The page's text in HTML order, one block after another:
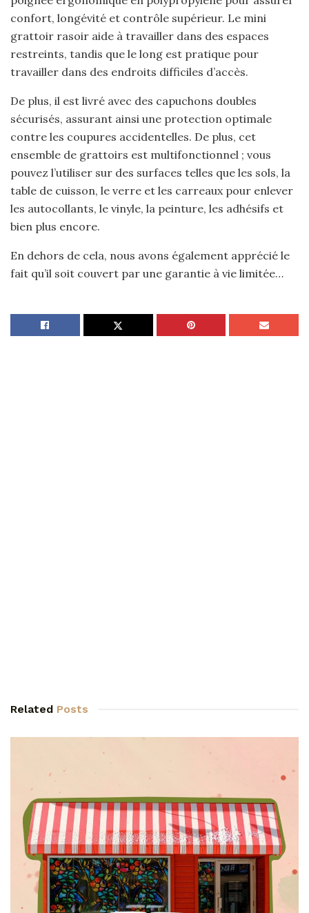
confort, longévité et contrôle supérieur. Le mini
grattoir rasoir aide à travailler dans des espaces
restreints, tandis que le long est pratique pour
travailler dans des endroits difficiles d’accès.
De plus, il est livré avec des capuchons doubles
sécurisés, assurant ainsi une protection optimale
contre les coupures accidentelles. De plus, cet
ensemble de grattoirs est multifonctionnel ; vous
pouvez l’utiliser sur des surfaces telles que les sols, la
table de cuisson, le verre et les carreaux pour enlever
les autocollants, le vinyle, la peinture, les adhésifs et
bien plus encore.
En dehors de cela, nous avons également apprécié le
fait qu’il soit couvert par une garantie à vie limitée…
Related Posts